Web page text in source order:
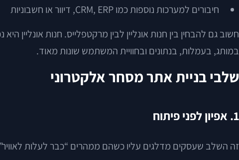
חיבורים למערכות נוספות כמו CRM, ERP, דיוור או חשבוניות
חשוב גם להבחין בין חנות אונליין לבין מרקטפלייס. חנות
במותג, בעמלות, בנתונים ובחוויית המשתמש שונות מאוד.
שלבי בניית אתר מסחר אלקטרוני
1. אפיון לפני פיתוח
זה השלב שעסקים מדלגים עליו כשהם ממהרים “כבר לעלות